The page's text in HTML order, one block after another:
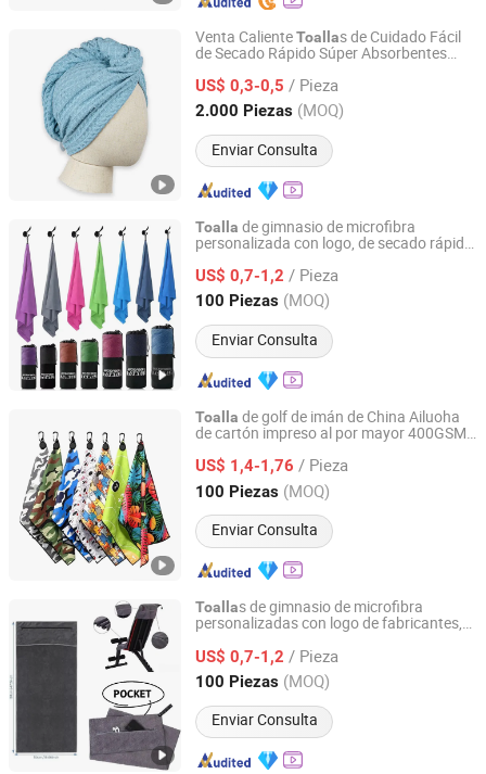
Venta CalienteToallas de Cuidado Fácil
de Secado Rápido Súper Absorbentes
Cabello
US$ 0,3-0,5 / Pieza
2.000 Piezas (MOQ)
Enviar Consulta
Suzhou A Plus Textiles Company Limited
Jiangsu, China Desde 2024
Toalla de gimnasio de microfibra
personalizada con logo, de secado rápido
US$ 0,7-1,2 / Pieza
100 Piezas (MOQ)
Enviar Consulta
Hebei Ailuoha Import and Export Co., Ltd.
Hebei, China Desde 2025
Toalla de golf de imán de China Ailuoha
de cartón impreso al por mayor 400GSM
US$ 1,4-1,76 / Pieza
100 Piezas (MOQ)
Enviar Consulta
Hebei Ailuoha Import and Export Co., Ltd.
Hebei, China Desde 2025
Toallas de gimnasio de microfibra
personalizadas con logo de fabricantes,
US$ 0,7-1,2 / Pieza
100 Piezas (MOQ)
Enviar Consulta
Hebei Ailuoha Import and Export Co., Ltd.
Hebei, China Desde 2025